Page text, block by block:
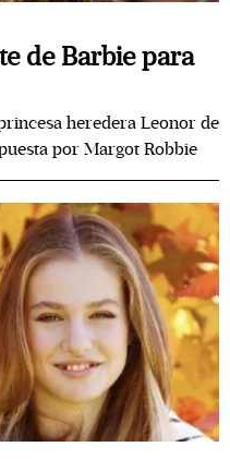
de Barbie para
heredera Leonor de
por Margot Robbie